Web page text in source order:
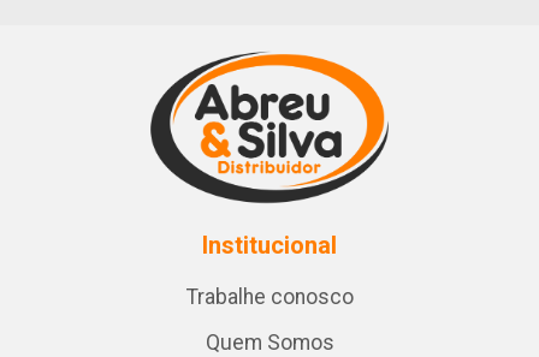
Institucional
Trabalhe conosco
Quem Somos